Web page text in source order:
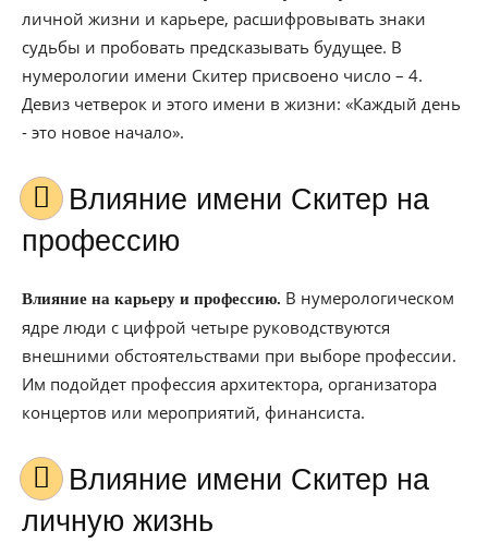
личной жизни и карьере, расшифровывать знаки
судьбы и пробовать предсказывать будущее. В
нумерологии имени Скитер присвоено число – 4.
Девиз четверок и этого имени в жизни: «Каждый день
- это новое начало».
Влияние имени Скитер на
профессию
Влияние на карьеру и профессию. В нумерологическом
ядре люди с цифрой четыре руководствуются
внешними обстоятельствами при выборе профессии.
Им подойдет профессия архитектора, организатора
концертов или мероприятий, финансиста.
Влияние имени Скитер на
личную жизнь